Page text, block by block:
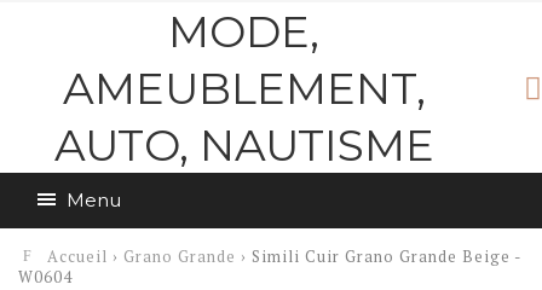
MODE,
AMEUBLEMENT,
AUTO, NAUTISME
Menu
Accueil › Grano Grande › Simili Cuir Grano Grande Beige -
W0604